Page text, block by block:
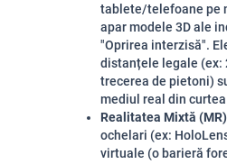
tablete/telefoane pe
apar modele 3D ale
"Oprirea interzisă".
distanțele legale (ex:
trecerea de pietoni)
mediul real din
Realitatea Mixtă (MR)
ochelari (ex:
virtuale (o barieră